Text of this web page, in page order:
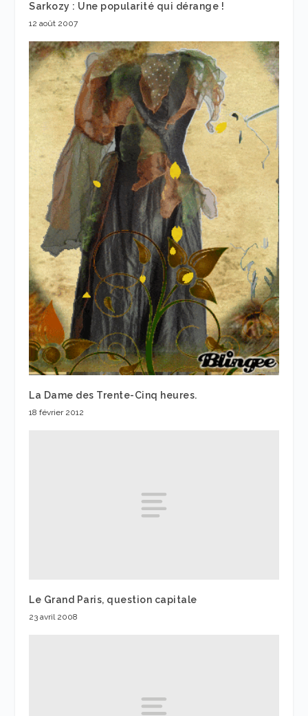
Sarkozy : Une popularité qui dérange !
12 août 2007
La Dame des Trente-Cinq heures.
18 février 2012
Le Grand Paris, question capitale
23 avril 2008